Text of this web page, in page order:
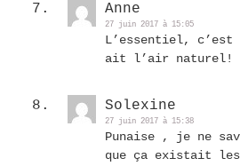
Anne
27 juin 2017 à 15:05
L’essentiel, c’est
ait l’air naturel!
Solexine
27 juin 2017 à 15:38
Punaise , je ne
que ça existait les